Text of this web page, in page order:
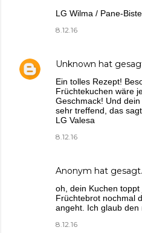
LG Wilma / Pane-
8.12.16
Unknown hat
Ein tolles Rezept!
Früchtekuchen wäre
Geschmack! Und
sehr treffend, das
LG Valesa
8.12.16
Anonym hat
oh, dein Kuchen
Früchtebrot nochmal
angeht. Ich glaub
8.12.16